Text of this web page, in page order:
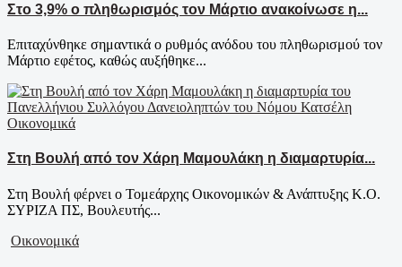
Στο 3,9% ο πληθωρισμός τον Μάρτιο ανακοίνωσε η...
Επιταχύνθηκε σημαντικά ο ρυθμός ανόδου του πληθωρισμού τον
Μάρτιο εφέτος, καθώς αυξήθηκε...
Οικονομικά
Στη Βουλή από τον Χάρη Μαμουλάκη η διαμαρτυρία...
Στη Βουλή φέρνει ο Τομεάρχης Οικονομικών & Ανάπτυξης Κ.Ο.
ΣΥΡΙΖΑ ΠΣ, Βουλευτής...
Οικονομικά